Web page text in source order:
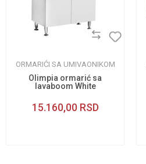
ORMARIĆI SA UMIVAONIKOM
Olimpia ormarić sa
lavaboom White
15.160,00 RSD